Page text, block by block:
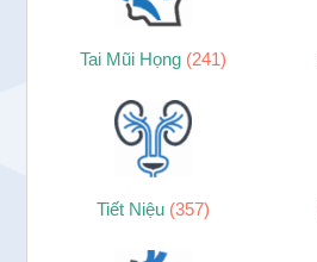
Tai Mũi Họng (241)
Tiết Niệu (357)